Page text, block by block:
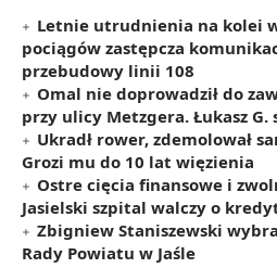
Letnie utrudnienia na kolei
pociągów zastępcza
przebudowy linii 108
Omal nie doprowadził do
przy ulicy Metzgera. Łukasz G.
Ukradł rower, zdemolował
Grozi mu do 10 lat więzienia
Ostre cięcia finansowe i
Jasielski szpital walczy o
Zbigniew Staniszewski
Rady Powiatu w Jaśle